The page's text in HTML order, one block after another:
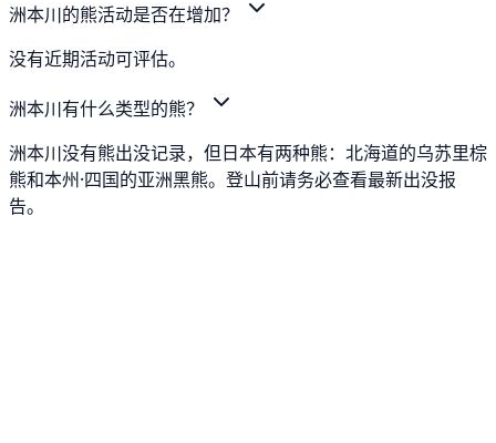
洲本川的熊活动是否在增加？
没有近期活动可评估。
洲本川有什么类型的熊？
洲本川没有熊出没记录，但日本有两种熊：北海道的乌苏里棕
熊和本州·四国的亚洲黑熊。登山前请务必查看最新出没报
告。